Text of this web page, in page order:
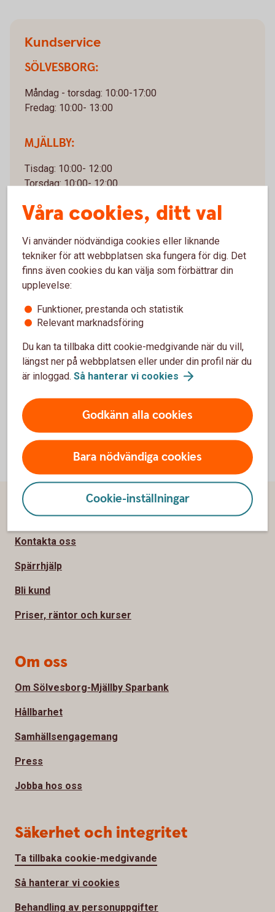
Kundservice
SÖLVESBORG:
Måndag - torsdag: 10:00-17:00
Fredag: 10:00- 13:00
MJÄLLBY:
Tisdag: 10:00- 12:00
Torsdag: 10:00- 12:00
Kontanthantering
SÖLVESBORG:
Måndag: 10:00-12:00
Onsdag: 10:00-12:00
Fredag: 10:00-12:00
MJÄLLBY:
Tisdag: 10:00-12:00
Torsdag: 10:00-12:00
Våra cookies, ditt val
Vi använder nödvändiga cookies eller liknande
tekniker för att webbplatsen ska fungera för dig. Det
finns även cookies du kan välja som förbättrar din
upplevelse:
Funktioner, prestanda och statistik
Relevant marknadsföring
Du kan ta tillbaka ditt cookie-medgivande när du vill,
längst ner på webbplatsen eller under din profil när du
är inloggad. Så hanterar vi cookies
Godkänn alla cookies
Bara nödvändiga cookies
Cookie-inställningar
Sidfot
Hitta snabbt
Kontakta oss
Spärrhjälp
Bli kund
Priser, räntor och kurser
Om oss
Om Sölvesborg-Mjällby Sparbank
Hållbarhet
Samhällsengagemang
Press
Jobba hos oss
Säkerhet och integritet
Ta tillbaka cookie-medgivande
Så hanterar vi cookies
Behandling av personuppgifter